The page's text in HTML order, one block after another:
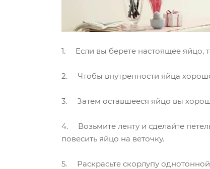
1. Если вы берете настоящее яйцо,
2. Чтобы внутренности яйца хорошо
3. Затем оставшееся яйцо вы
4. Возьмите ленту и сделайте
повесить яйцо на веточку.
5. Раскрасьте скорлупу